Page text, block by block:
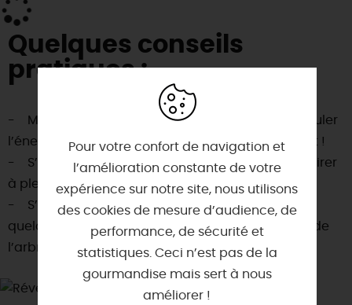
Quelques conseils
pratiques :
- Marcher pieds nus dans l’herbe pour faire circuler
l’énergie dans tout le corps. Essayez, c’est bluffant !
- S’allonger dans l’herbe, fermer les yeux et respirer
à pleins poumons. Jubilatoire !
- S’adosser à un arbre ou l’enlacer pendant
quelques minutes, pour s’imprégner de l’énergie de
l’arbre choisi.
Pour votre confort de navigation et
l’amélioration constante de votre
expérience sur notre site, nous utilisons
des cookies de mesure d’audience, de
performance, de sécurité et
statistiques. Ceci n’est pas de la
gourmandise mais sert à nous
améliorer !